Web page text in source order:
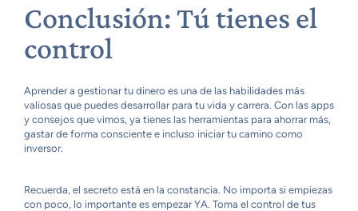
Conclusión: Tú tienes el
control
Aprender a gestionar tu dinero es una de las habilidades más
valiosas que puedes desarrollar para tu vida y carrera. Con las apps
y consejos que vimos, ya tienes las herramientas para ahorrar más,
gastar de forma consciente e incluso iniciar tu camino como
inversor.
Recuerda, el secreto está en la constancia. No importa si empiezas
con poco, lo importante es empezar YA. Toma el control de tus